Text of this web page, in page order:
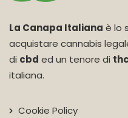
La Canapa Italiana è lo
acquistare cannabis
di cbd ed un tenore di thc
italiana.
Cookie Policy